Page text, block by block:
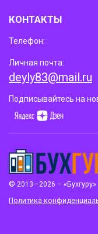
© 2013—2026 – «Бухгуру»
Политика
КОНТАКТЫ
Телефон:
Личная почта:
deyly83@mail.ru
Подписывайтесь на